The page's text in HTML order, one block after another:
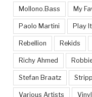
Mollono.Bass My
Paolo Martini Play
Rebellion Rekids
Richy Ahmed
Stefan Braatz
Various Artists Vinyl